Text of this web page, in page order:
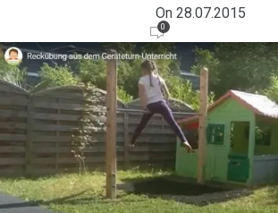
On 28.07.2015
0